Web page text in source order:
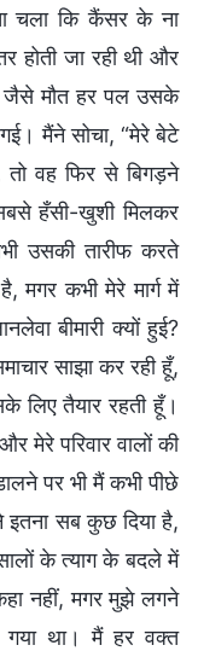
चला कि कैंसर के ना
होती जा रही थी और
जैसे मौत हर पल उसके
मैंने सोचा, “मेरे बेटे
तो वह फिर से बिगड़ने
हँसी-खुशी मिलकर
उसकी तारीफ करते
मगर कभी मेरे मार्ग में
बीमारी क्यों हुई?
साझा कर रही हूँ,
लिए तैयार रहती हूँ।
मेरे परिवार वालों की
पर भी मैं कभी पीछे
इतना सब कुछ दिया है,
के त्याग के बदले में
नहीं, मगर मुझे लगने
गया था। मैं हर वक्त